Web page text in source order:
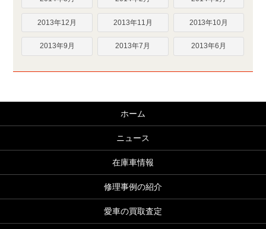
2013年12月 2013年11月 2013年10月
2013年9月 2013年7月 2013年6月
ホーム
ニュース
在庫車情報
修理事例の紹介
愛車の買取査定